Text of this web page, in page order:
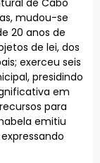
mudou-se
20 anos de
de lei, dos
exerceu seis
presidindo
em
para
emitiu